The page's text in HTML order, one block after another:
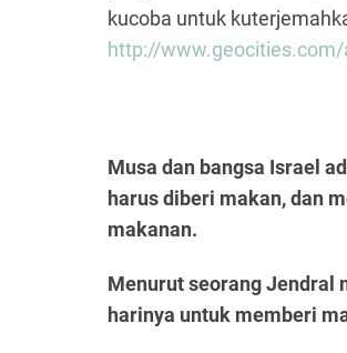
kucoba untuk
http://
Musa dan bangsa Israel
harus diberi makan, dan
makanan.
Menurut seorang Jendral
harinya untuk memberi